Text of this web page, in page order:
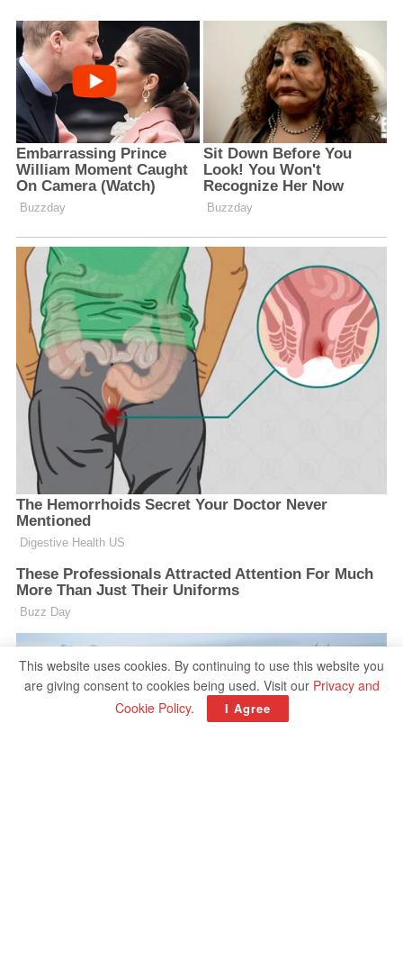
This website uses cookies. By continuing to use this website you
are giving consent to cookies being used. Visit our Privacy and
Cookie Policy. I Agree